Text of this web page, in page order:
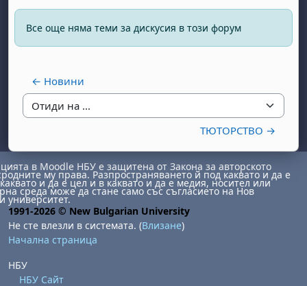
Все още няма теми за дискусия в този форум
← Новини
Отиди на ...
ТЮТОРСТВО →
в Moodle НБУ е защитена от Закона за авторското
му права. Разпространяването й под каквато и да е
и да е цел и в каквато и да е медия, носител или
среда може да стане само със съгласието на Нов
университет.
1991-2026 © New Bulgarian University
Не сте влезли в системата. (Влизане)
Начална страница
НБУ
НБУ Сайт